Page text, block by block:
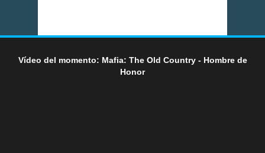
Vídeo del momento: Mafia: The Old Country - Hombre de
Honor